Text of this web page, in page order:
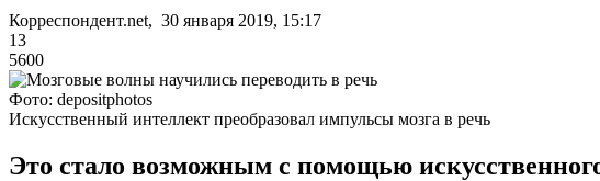
Корреспондент.net, 30 января 2019, 15:17
13
5600
Фото: depositphotos
Искусственный интеллект преобразовал импульсы мозга в речь
Это стало возможным с помощью